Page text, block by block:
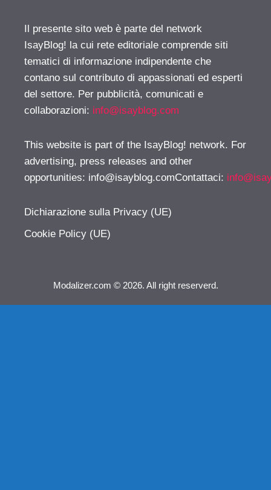
Il presente sito web è parte del network
IsayBlog! la cui rete editoriale comprende siti
tematici di informazione indipendente che
contano sul contributo di appassionati ed esperti
del settore. Per pubblicità, comunicati e
collaborazioni: info@isayblog.com
This website is part of the IsayBlog! network. For
advertising, press releases and other
opportunities: info@isayblog.comContattaci:
Dichiarazione sulla Privacy (UE)
Cookie Policy (UE)
Modalizer.com © 2026. All right reserverd.